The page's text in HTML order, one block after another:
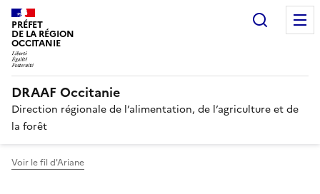
PRÉFET
DE LA RÉGION
OCCITANIE
DRAAF Occitanie
Direction régionale de l’alimentation, de l’agriculture et de
la forêt
Voir le fil d'Ariane